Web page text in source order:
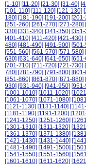
[1-10] [11-20] [21-30] [31-40]
[101-110] [111-120] [121-130]
180] [181-190] [191-200]
[251-260] [261-270] [271-280]
330] [331-340] [341-350]
[401-410] [411-420] [421-430]
480] [481-490] [491-500]
[551-560] [561-570] [571-580]
630] [631-640] [641-650]
[701-710] [711-720] [721-730]
780] [781-790] [791-800]
[851-860] [861-870] [871-880]
930] [931-940] [941-950]
[1001-1010] [1011-1020]
[1061-1070] [1071-1080]
[1121-1130] [1131-1140]
[1181-1190] [1191-1200]
[1241-1250] [1251-1260]
[1301-1310] [1311-1320]
[1361-1370] [1371-1380]
[1421-1430] [1431-1440]
[1481-1490] [1491-1500]
[1541-1550] [1551-1560]
[1601-1610] [1611-1620]